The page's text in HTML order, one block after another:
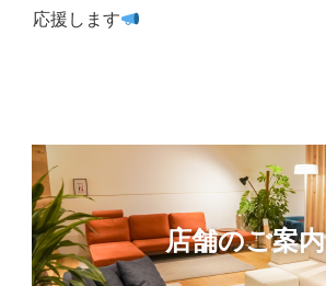
応援します
店舗のご案内